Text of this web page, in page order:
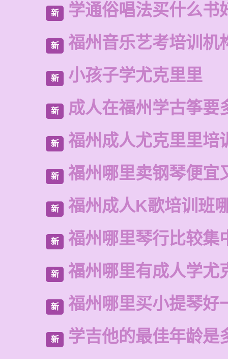
新 学通俗唱法买什么书
新 福州音乐艺考培训机
新 小孩子学尤克里里
新 成人在福州学古筝要
新 福州成人尤克里里培
新 福州哪里卖钢琴便宜
新 福州成人K歌培训班
新 福州哪里琴行比较集
新 福州哪里有成人学尤
新 福州哪里买小提琴好
新 学吉他的最佳年龄是